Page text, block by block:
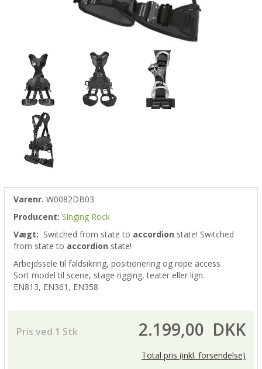
Varenr. W0082DB03
Producent: Singing Rock
Vægt: Switched from state to accordion state! Switched
from state to accordion state!
Arbejdssele til faldsikring, positionering og rope access
Sort model til scene, stage rigging, teater eller lign.
EN813, EN361, EN358
Pris ved 1 Stk 2.199,00 DKK
Total pris (inkl. forsendelse)